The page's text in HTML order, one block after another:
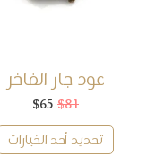
عود جار الفاخر
$81 السعر
هو:
$81.
$65
هو:
$65.
تحديد أحد الخيارات